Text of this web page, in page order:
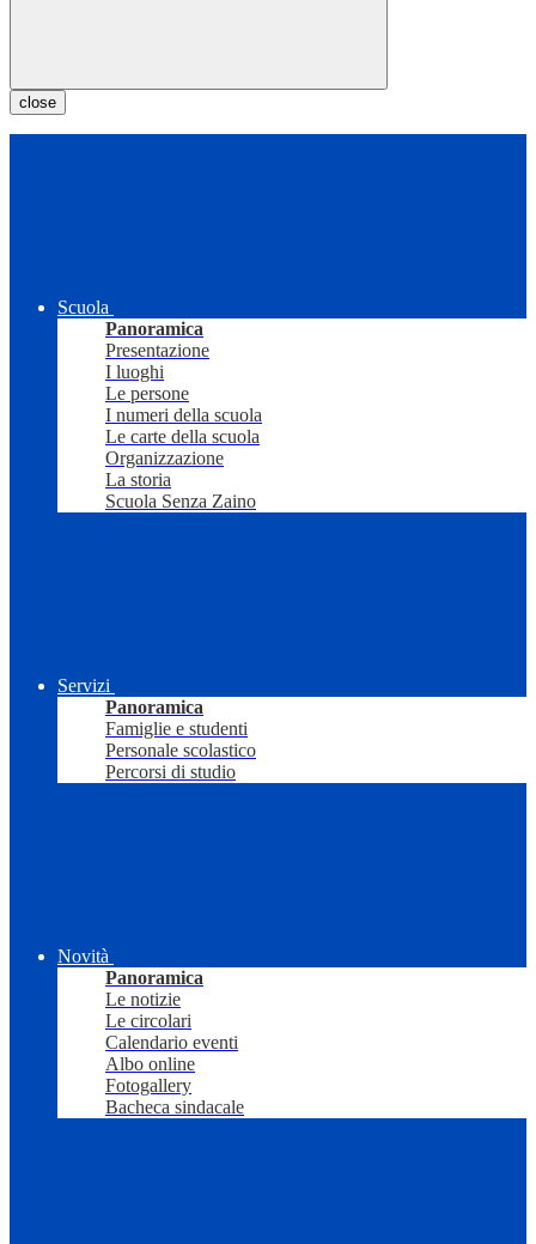
close
Scuola
Panoramica
Presentazione
I luoghi
Le persone
I numeri della scuola
Le carte della scuola
Organizzazione
La storia
Scuola Senza Zaino
Servizi
Panoramica
Famiglie e studenti
Personale scolastico
Percorsi di studio
Novità
Panoramica
Le notizie
Le circolari
Calendario eventi
Albo online
Fotogallery
Bacheca sindacale